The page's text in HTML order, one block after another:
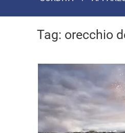
Tag: orecchio